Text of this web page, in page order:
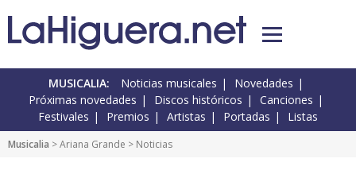
MUSICALIA: Noticias musicales
Novedades
Próximas novedades
Discos históricos
Canciones
Festivales
Premios Artistas Portadas Listas
Musicalia >Ariana Grande > Noticias